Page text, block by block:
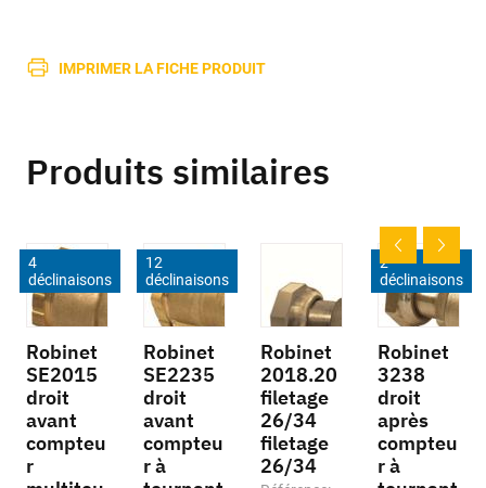
IMPRIMER LA FICHE PRODUIT
Produits similaires
4
déclinaisons
Robinet
SE2015
droit
avant
compteu
r
12
déclinaisons
Robinet
SE2235
droit
avant
compteu
r à
Robinet
2018.20
filetage
26/34
filetage
26/34
2
déclinaisons
Robinet
3238
droit
après
compteu
r à